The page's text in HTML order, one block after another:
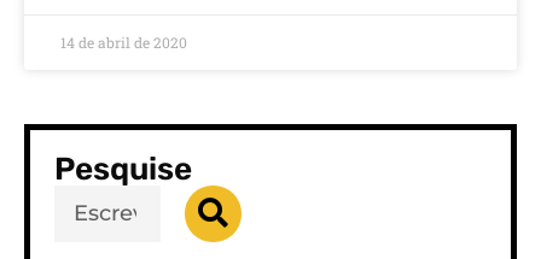
14 de abril de 2020
Pesquise